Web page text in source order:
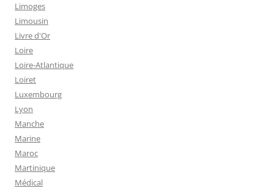
Limoges
Limousin
Livre d'Or
Loire
Loire-Atlantique
Loiret
Luxembourg
Lyon
Manche
Marine
Maroc
Martinique
Médical